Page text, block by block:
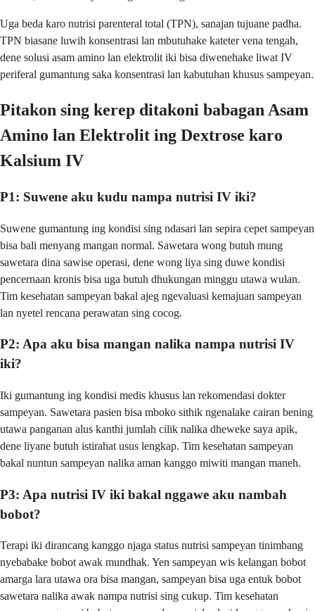
Uga beda karo nutrisi parenteral total (TPN), sanajan tujuane padha.
TPN biasane luwih konsentrasi lan mbutuhake kateter vena tengah,
dene solusi asam amino lan elektrolit iki bisa diwenehake liwat IV
periferal gumantung saka konsentrasi lan kabutuhan khusus sampeyan.
Pitakon sing kerep ditakoni babagan Asam
Amino lan Elektrolit ing Dextrose karo
Kalsium IV
P1: Suwene aku kudu nampa nutrisi IV iki?
Suwene gumantung ing kondisi sing ndasari lan sepira cepet sampeyan
bisa bali menyang mangan normal. Sawetara wong butuh mung
sawetara dina sawise operasi, dene wong liya sing duwe kondisi
pencernaan kronis bisa uga butuh dhukungan minggu utawa wulan.
Tim kesehatan sampeyan bakal ajeg ngevaluasi kemajuan sampeyan
lan nyetel rencana perawatan sing cocog.
P2: Apa aku bisa mangan nalika nampa nutrisi IV
iki?
Iki gumantung ing kondisi medis khusus lan rekomendasi dokter
sampeyan. Sawetara pasien bisa mboko sithik ngenalake cairan bening
utawa panganan alus kanthi jumlah cilik nalika dheweke saya apik,
dene liyane butuh istirahat usus lengkap. Tim kesehatan sampeyan
bakal nuntun sampeyan nalika aman kanggo miwiti mangan maneh.
P3: Apa nutrisi IV iki bakal nggawe aku nambah
bobot?
Terapi iki dirancang kanggo njaga status nutrisi sampeyan tinimbang
nyebabake bobot awak mundhak. Yen sampeyan wis kelangan bobot
amarga lara utawa ora bisa mangan, sampeyan bisa uga entuk bobot
sawetara nalika awak nampa nutrisi sing cukup. Tim kesehatan